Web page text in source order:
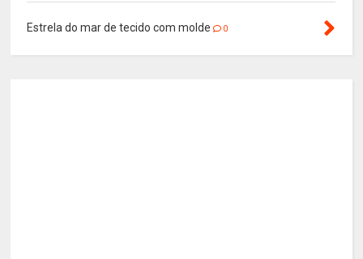
Estrela do mar de tecido com molde 0